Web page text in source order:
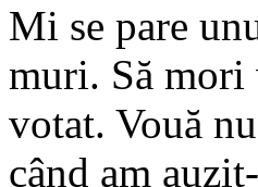
Mi se pare
muri. Să mori
votat. Vouă
când am